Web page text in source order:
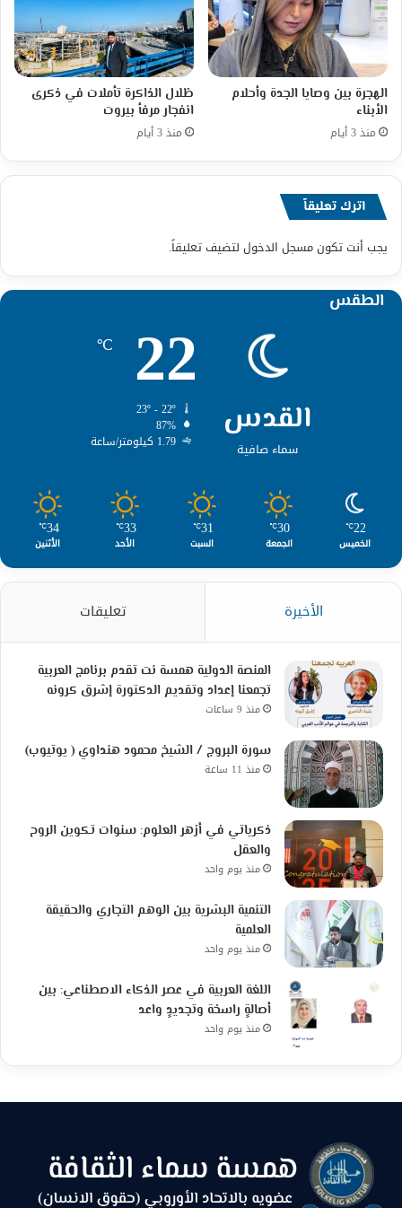
الهجرة بين وصايا الجدة وأحلام
الأبناء
منذ 3 أيام
ظلال الذاكرة تأملات في ذكرى
انفجار مرفأ بيروت
منذ 3 أيام
اترك تعليقاً
يجب أنت تكونمسجل الدخول لتضيف تعليقاً.
الطقس
القدس
سماء صافية
22
℃
87%
1.79 كيلومتر/ساعة
22
℃
الخميس
30
℃
الجمعة
31
℃
السبت
33
℃
الأحد
34
℃
الأثنين
الأخيرة تعليقات
المنصة الدولية همسة نت تقدم برنامج العربية
تجمعنا إعداد وتقديم الدكتورة إشرق كرونه
منذ 9 ساعات
سورة البروج / الشيخ محمود هنداوي ( يوتيوب)
منذ 11 ساعة
ذكرياتي في أزهر العلوم: سنوات تكوين الروح
والعقل
منذ يوم واحد
التنمية البشرية بين الوهم التجاري والحقيقة
العلمية
منذ يوم واحد
اللغة العربية في عصر الذكاء الاصطناعي: بين
أصالةٍ راسخة وتجديدٍ واعد
منذ يوم واحد